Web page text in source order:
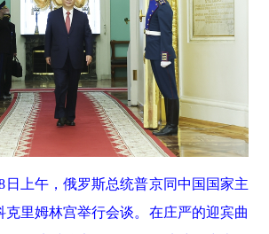
日上午，俄罗斯总统普京同中国国家主
克里姆林宫举行会谈。在庄严的迎宾曲